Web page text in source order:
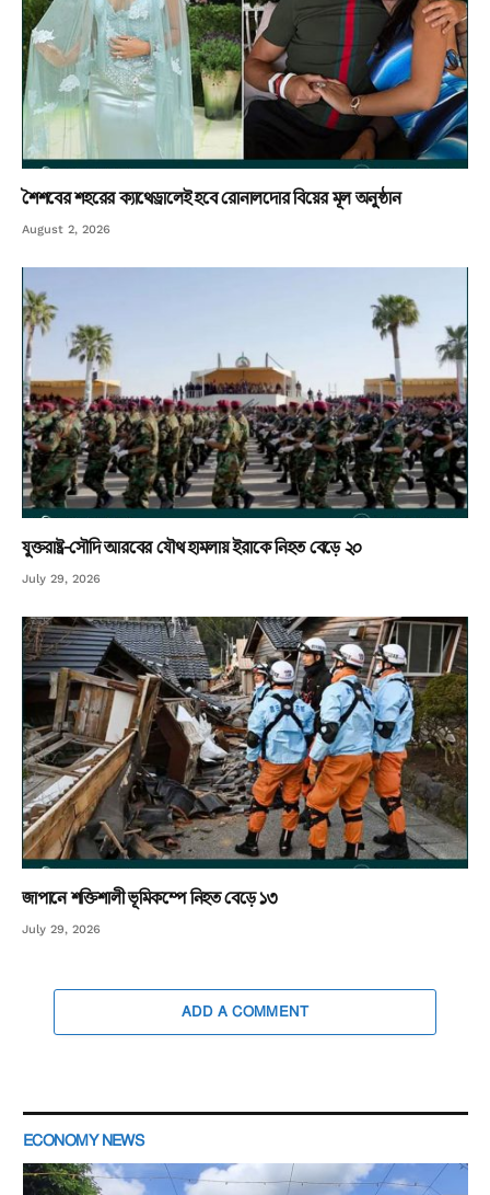
শৈশবের শহরের ক্যাথেড্রালেই হবে রোনালদোর বিয়ের মূল অনুষ্ঠান
August 2, 2026
যুক্তরাষ্ট্র-সৌদি আরবের যৌথ হামলায় ইরাকে নিহত বেড়ে ২০
July 29, 2026
জাপানে শক্তিশালী ভূমিকম্পে নিহত বেড়ে ১৩
July 29, 2026
ADD A COMMENT
ECONOMY NEWS